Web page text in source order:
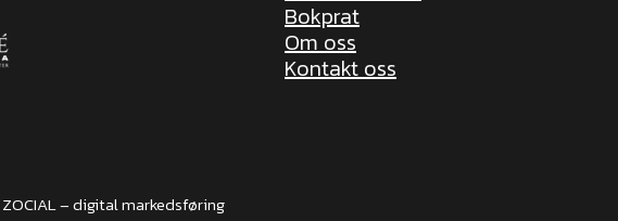
Bokprat
Om oss
Kontakt oss
ZOCIAL – digital markedsføring